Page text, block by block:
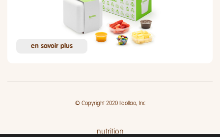
en savoir plus
© Copyright 2020 llaollao, Inc
nutrition